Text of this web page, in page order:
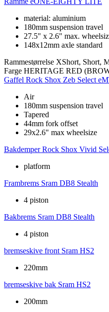
material: aluminium
180mm suspension travel
27.5" x 2.6" max.
148x12mm axle standard
Rammestørrelse XShort, Short,
Farge HERITAGE RED
Gaffel Rock Shox Zeb Select
Air
180mm suspension travel
Tapered
44mm fork offset
29x2.6" max wheelsize
Bakdemper Rock Shox Vivid
platform
Frambrems Sram DB8 Stealth
4 piston
Bakbrems Sram DB8 Stealth
4 piston
bremseskive front Sram HS2
220mm
bremseskive bak Sram HS2
200mm